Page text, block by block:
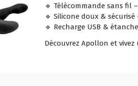
🔹 Télécommande sans fil
🔹 Silicone doux &
🔹 Recharge USB &
Découvrez Apollon et